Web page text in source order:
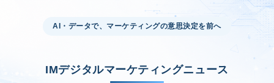
AI・データで、マーケティングの意思決定を前へ
IMデジタルマーケティングニュース